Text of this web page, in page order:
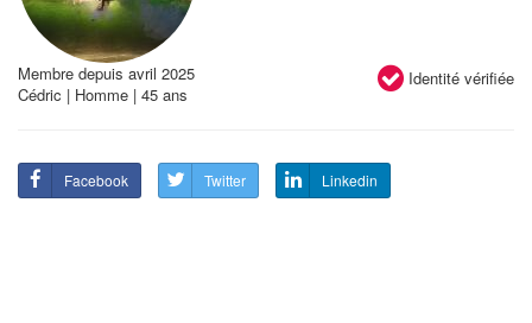
Identité vérifiée
Membre depuis avril 2025
Cédric | Homme | 45 ans
Facebook Twitter Linkedin